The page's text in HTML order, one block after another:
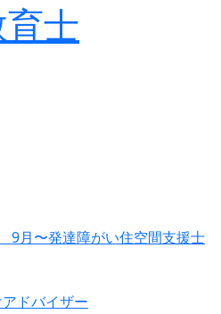
月〜発達障がい住空間支援士
ドバイザー